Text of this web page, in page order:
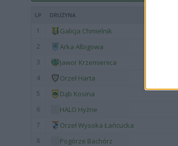
LP DRUŻYNA
1 Galicja Chmielnik
2 Arka Albigowa
3 Jawor Krzemienica
4 Orzeł Harta
5 Dąb Kosina
6 HALO Hyżne
7 Orzeł Wysoka Łańcucka
8 Pogórze Bachórz